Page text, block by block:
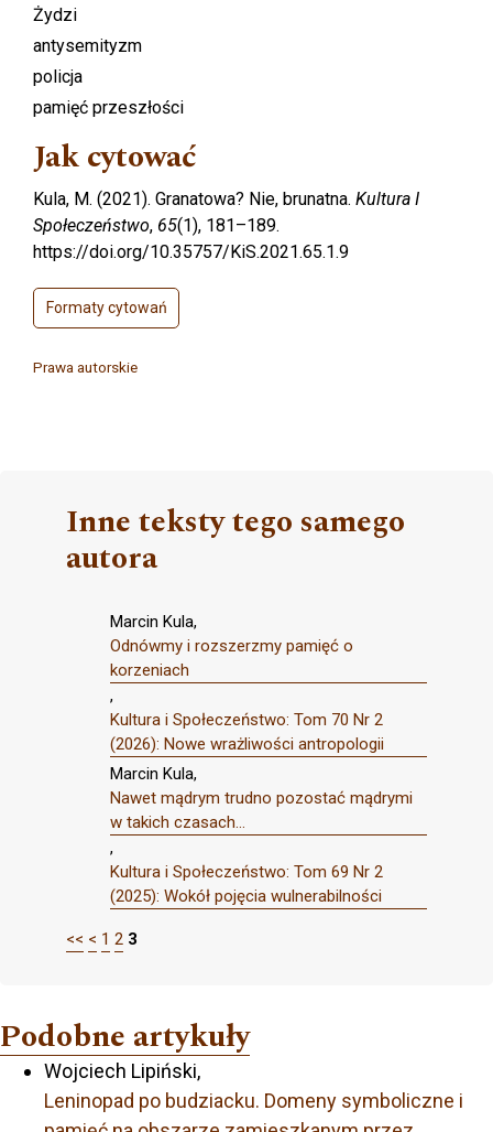
Żydzi
antysemityzm
policja
pamięć przeszłości
Jak cytować
Kula, M. (2021). Granatowa? Nie, brunatna. Kultura I
Społeczeństwo, 65(1), 181–189.
https://doi.org/10.35757/KiS.2021.65.1.9
Formaty cytowań
Prawa autorskie
Inne teksty tego samego
autora
Marcin Kula,
Odnówmy i rozszerzmy pamięć o
korzeniach
,
Kultura i Społeczeństwo: Tom 70 Nr 2
(2026): Nowe wrażliwości antropologii
Marcin Kula,
Nawet mądrym trudno pozostać mądrymi
w takich czasach...
,
Kultura i Społeczeństwo: Tom 69 Nr 2
(2025): Wokół pojęcia wulnerabilności
<< < 1 2 3
Podobne artykuły
Wojciech Lipiński,
Leninopad po budziacku. Domeny symboliczne i